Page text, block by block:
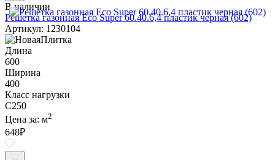
В наличии
Решетка газонная Eco Super 60.40.6,4 пластик черная (602)
Артикул: 1230104
Длина
600
Ширина
400
Класс нагрузки
C250
Цена за: м2
648₽